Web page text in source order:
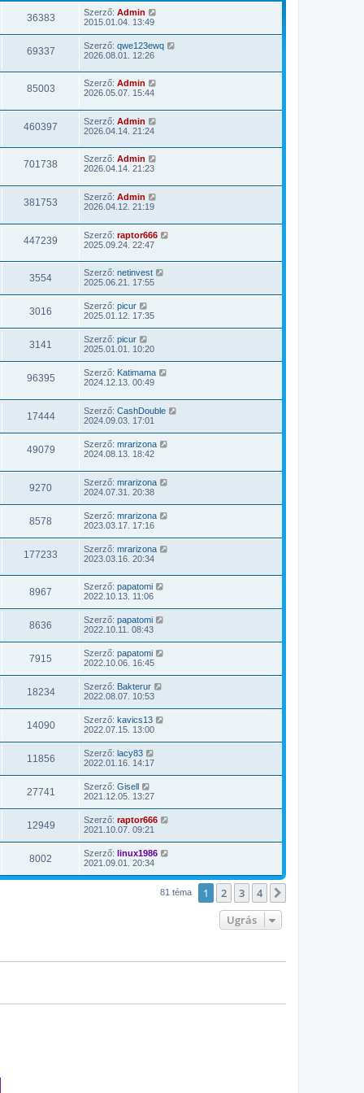
36383 Szerző: Admin
2015.01.04. 13:49
69337 Szerző: qwe123ewq
2026.08.01. 12:26
85003 Szerző: Admin
2026.05.07. 15:44
460397 Szerző: Admin
2026.04.14. 21:24
701738 Szerző: Admin
2026.04.14. 21:23
381753 Szerző: Admin
2026.04.12. 21:19
447239 Szerző: raptor666
2025.09.24. 22:47
3554 Szerző: netinvest
2025.06.21. 17:55
3016 Szerző: picur
2025.01.12. 17:35
3141 Szerző: picur
2025.01.01. 10:20
96395 Szerző: Katimama
2024.12.13. 00:49
17444 Szerző: CashDouble
2024.09.03. 17:01
49079 Szerző: mrarizona
2024.08.13. 18:42
9270 Szerző: mrarizona
2024.07.31. 20:38
8578 Szerző: mrarizona
2023.03.17. 17:16
177233 Szerző: mrarizona
2023.03.16. 20:34
8967 Szerző: papatomi
2022.10.13. 11:06
8636 Szerző: papatomi
2022.10.11. 08:43
7915 Szerző: papatomi
2022.10.06. 16:45
18234 Szerző: Bakterur
2022.08.07. 10:53
14090 Szerző: kavics13
2022.07.15. 13:00
11856 Szerző: lacy83
2022.01.16. 14:17
27741 Szerző: Gisell
2021.12.05. 13:27
12949 Szerző: raptor666
2021.10.07. 09:21
8002 Szerző: linux1986
2021.09.01. 20:34
81 téma 1 2 3 4
Ugrás